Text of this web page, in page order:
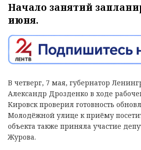
Начало занятий
июня.
В четверг, 7 мая, губернатор
Александр Дрозденко в ходе
Кировск проверил готовность
Молодёжной улице к приёму
объекта также приняла участие
Журова.